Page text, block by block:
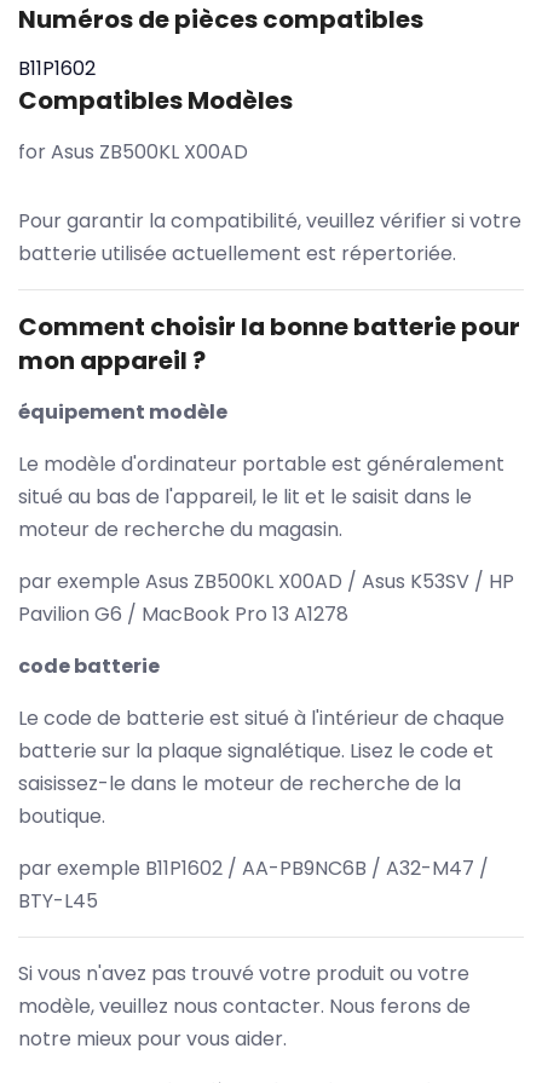
Numéros de pièces compatibles
B11P1602
Compatibles Modèles
for Asus ZB500KL X00AD
Pour garantir la compatibilité, veuillez vérifier si votre
batterie utilisée actuellement est répertoriée.
Comment choisir la bonne batterie pour
mon appareil ?
équipement modèle
Le modèle d'ordinateur portable est généralement
situé au bas de l'appareil, le lit et le saisit dans le
moteur de recherche du magasin.
par exemple Asus ZB500KL X00AD / Asus K53SV / HP
Pavilion G6 / MacBook Pro 13 A1278
code batterie
Le code de batterie est situé à l'intérieur de chaque
batterie sur la plaque signalétique. Lisez le code et
saisissez-le dans le moteur de recherche de la
boutique.
par exemple B11P1602 / AA-PB9NC6B / A32-M47 /
BTY-L45
Si vous n'avez pas trouvé votre produit ou votre
modèle, veuillez nous contacter. Nous ferons de
notre mieux pour vous aider.